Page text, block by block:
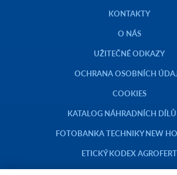
KONTAKTY
O NÁS
UŽITEČNÉ ODKAZY
OCHRANA OSOBNÍCH
COOKIES
KATALOG NÁHRADNÍCH
FOTOBANKA TECHNIKY NEW
ETICKÝ KODEX AGROFERT